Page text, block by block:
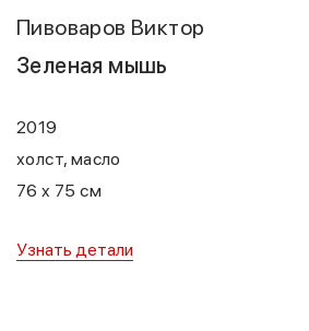
Пивоваров Виктор
Зеленая мышь
2019
холст, масло
76 x 75 см
Узнать детали